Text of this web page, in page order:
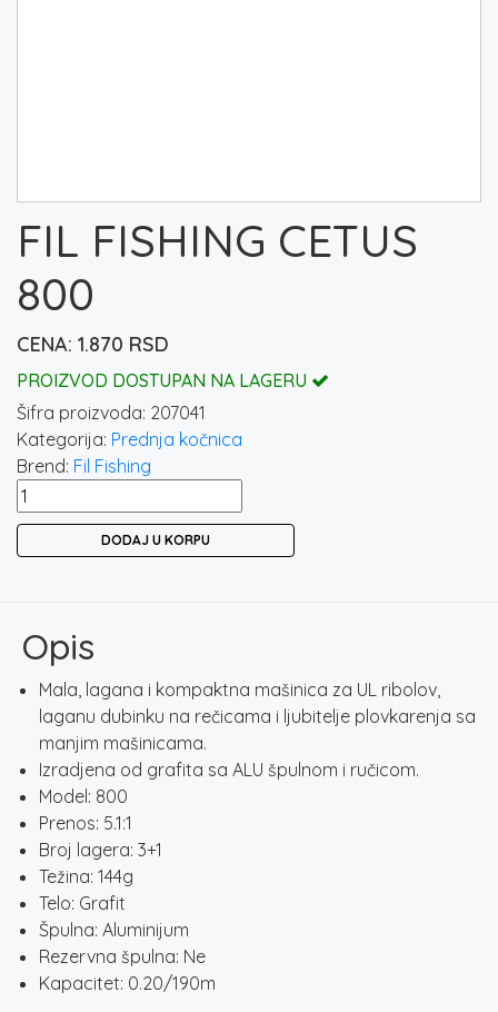
FIL FISHING CETUS
800
1.870 RSD
PROIZVOD DOSTUPAN NA LAGERU
Šifra proizvoda: 207041
Kategorija: Prednja kočnica
Brend: Fil Fishing
FIL
FISHING
DODAJ U KORPU
Opis
Mala, lagana i kompaktna mašinica za UL ribolov,
laganu dubinku na rečicama i ljubitelje plovkarenja sa
manjim mašinicama.
Izradjena od grafita sa ALU špulnom i ručicom.
Model: 800
Prenos: 5.1:1
Broj lagera: 3+1
Težina: 144g
Telo: Grafit
Špulna: Aluminijum
Rezervna špulna: Ne
Kapacitet: 0.20/190m